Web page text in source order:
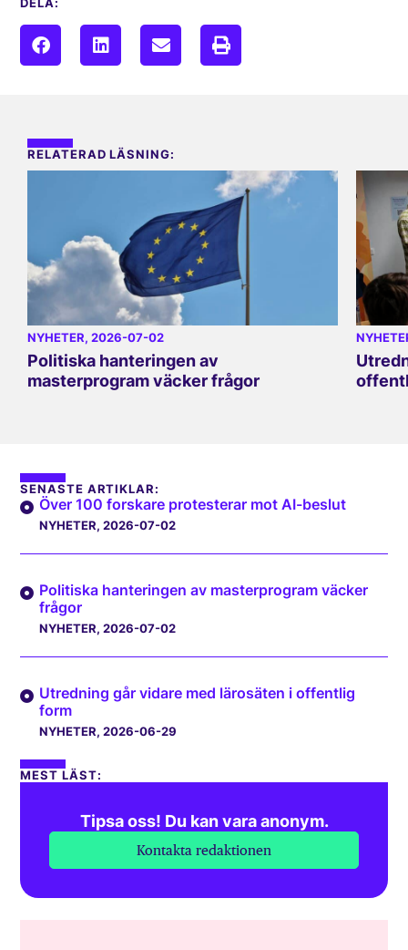
DELA:
RELATERAD LÄSNING:
NYHETER, 2026-07-02
Politiska hanteringen av
masterprogram väcker frågor
SENASTE ARTIKLAR:
Över 100 forskare protesterar mot AI-beslut
NYHETER, 2026-07-02
Politiska hanteringen av masterprogram väcker
frågor
NYHETER, 2026-07-02
Utredning går vidare med lärosäten i offentlig
form
NYHETER, 2026-06-29
MEST LÄST:
Tipsa oss! Du kan vara anonym.
Kontakta redaktionen